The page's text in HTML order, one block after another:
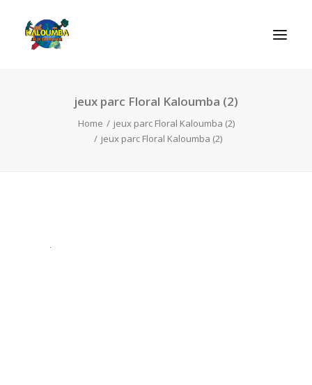
REGRAS DOS JOGOSjeux parc Floral Kaloumba (2)
Home
jeux parc Floral Kaloumba (2)
jeux parc Floral Kaloumba (2)